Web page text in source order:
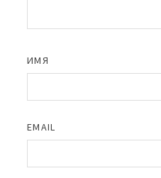
ИМЯ
EMAIL